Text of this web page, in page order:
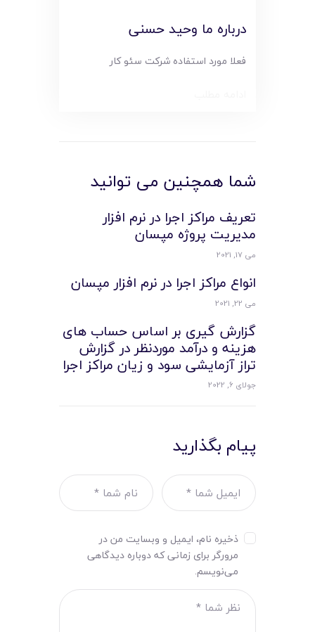
درباره ما وحید حسنی
فعلا مورد استفاده شرکت سئو کار
شما همچنین می توانید
تعريف مراکز اجرا در نرم افزار
مديريت پروژه مپسان
می 17, 2021
انواع مراکز اجرا در نرم افزار مپسان
می 22, 2021
گزارش گیری بر اساس حساب های
هزینه و درآمد موردنظر در گزارش
تراز آزمایشی سود و زیان مراکز اجرا
جولای 6, 2022
پیام بگذارید
ذخیره نام، ایمیل و وبسایت من در
مرورگر برای زمانی که دوباره دیدگاهی
می‌نویسم.